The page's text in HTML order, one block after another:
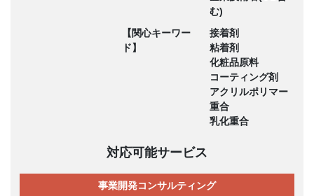
む)
【関心キーワー
ド】
接着剤
粘着剤
化粧品原料
コーティング剤
アクリルポリマー
重合
乳化重合
対応可能サービス
事業開発コンサルティング